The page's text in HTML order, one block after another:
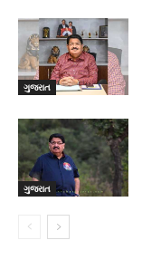
ગુજરાત
ગુજરાત